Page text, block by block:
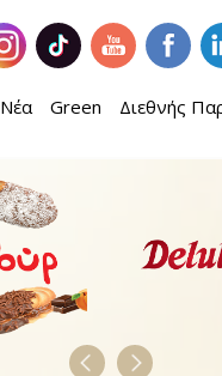
Νέα Green Διεθνής